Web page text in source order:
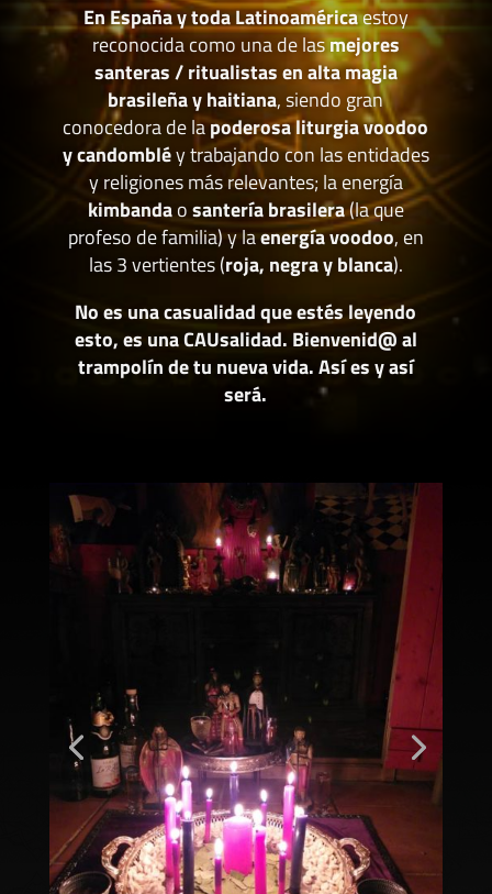
En España y toda Latinoaméricaestoy
reconocida como una de lasmejores
santeras / ritualistas en alta magia
brasileña y haitiana, siendo gran
conocedora de lapoderosa liturgia voodoo
y candombléy trabajando con las entidades
y religiones más relevantes; la energía
kimbandaosantería brasilera(la que
profeso de familia) y laenergía voodoo, en
las 3 vertientes (roja, negra y blanca).
No es una casualidad que estés leyendo
esto, es una CAUsalidad. Bienvenid@ al
trampolín de tu nueva vida. Así es y así
será.